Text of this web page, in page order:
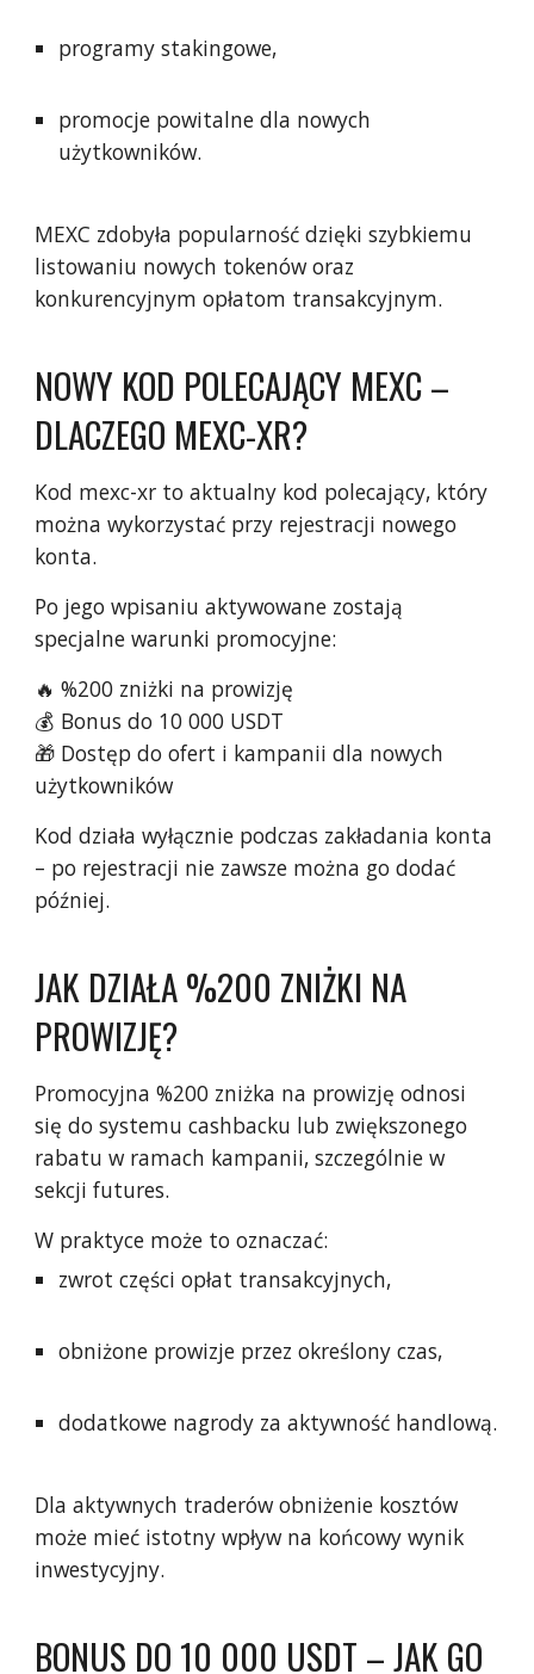
programy stakingowe,
promocje powitalne dla nowych
użytkowników.
MEXC zdobyła popularność dzięki szybkiemu
listowaniu nowych tokenów oraz
konkurencyjnym opłatom transakcyjnym.
NOWY KOD POLECAJĄCY MEXC –
DLACZEGO MEXC-XR?
Kod mexc-xr to aktualny kod polecający, który
można wykorzystać przy rejestracji nowego
konta.
Po jego wpisaniu aktywowane zostają
specjalne warunki promocyjne:
🔥 %200 zniżki na prowizję
💰 Bonus do 10 000 USDT
🎁 Dostęp do ofert i kampanii dla nowych
użytkowników
Kod działa wyłącznie podczas zakładania konta
– po rejestracji nie zawsze można go dodać
później.
JAK DZIAŁA %200 ZNIŻKI NA
PROWIZJĘ?
Promocyjna %200 zniżka na prowizję odnosi
się do systemu cashbacku lub zwiększonego
rabatu w ramach kampanii, szczególnie w
sekcji futures.
W praktyce może to oznaczać:
zwrot części opłat transakcyjnych,
obniżone prowizje przez określony czas,
dodatkowe nagrody za aktywność handlową.
Dla aktywnych traderów obniżenie kosztów
może mieć istotny wpływ na końcowy wynik
inwestycyjny.
BONUS DO 10 000 USDT – JAK GO